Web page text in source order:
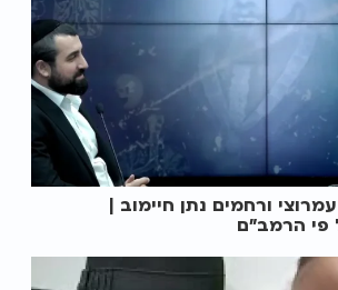
ורחמים נתן חיימוב |
פי הרמב"ם